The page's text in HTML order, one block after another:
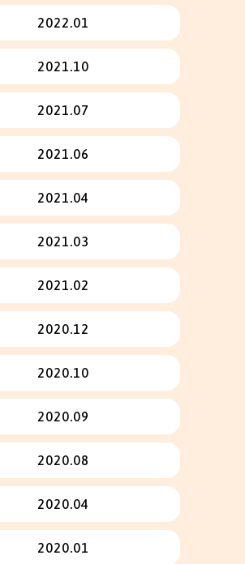
2022.01
2021.10
2021.07
2021.06
2021.04
2021.03
2021.02
2020.12
2020.10
2020.09
2020.08
2020.04
2020.01